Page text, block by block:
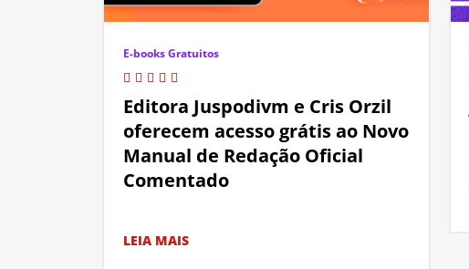
E-books Gratuitos
Editora Juspodivm e Cris Orzil
oferecem acesso grátis ao Novo
Manual de Redação Oficial
Comentado
LEIA MAIS